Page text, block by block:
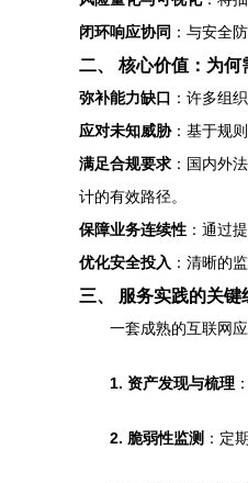
闭环响应协同 ：与安全
二、 核心价值：为何
弥补能力缺口 ：许多组
应对未知威胁：基于规
满足合规要求 ：国内外
计的有效路径。
保障业务连续性 ：通过
优化安全投入 ：清晰的
三、 服务实践的关键
一套成熟的互联网
1. 资产发现与梳理
2. 脆弱性监测 ：定